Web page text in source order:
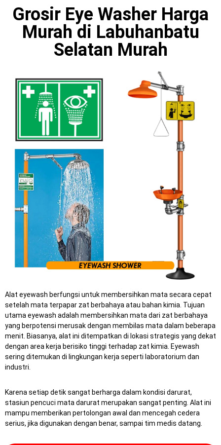
Grosir Eye Washer Harga
Murah di Labuhanbatu
Selatan Murah
Alat eyewash berfungsi untuk membersihkan mata secara cepat
setelah mata terpapar zat berbahaya atau bahan kimia. Tujuan
utama eyewash adalah membersihkan mata dari zat berbahaya
yang berpotensi merusak dengan membilas mata dalam beberapa
menit. Biasanya, alat ini ditempatkan di lokasi strategis yang dekat
dengan area kerja berisiko tinggi terhadap zat kimia. Eyewash
sering ditemukan di lingkungan kerja seperti laboratorium dan
industri.
Karena setiap detik sangat berharga dalam kondisi darurat,
stasiun pencuci mata darurat merupakan sangat penting. Alat ini
mampu memberikan pertolongan awal dan mencegah cedera
serius, jika digunakan dengan benar, sampai tim medis datang.